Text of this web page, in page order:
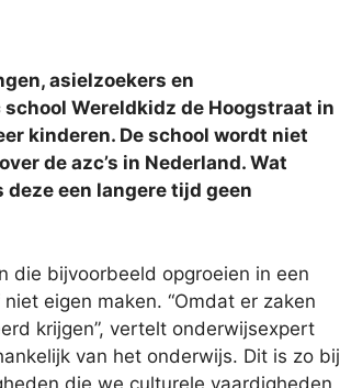
asielzoekers en
Wereldkidz de Hoogstraat in
kinderen. De school wordt niet
de azc’s in Nederland. Wat
een langere tijd geen
die bijvoorbeeld opgroeien in een
eigen maken. “Omdat er zaken
krijgen”, vertelt onderwijsexpert
van het onderwijs. Dit is zo bij
die we culturele vaardigheden